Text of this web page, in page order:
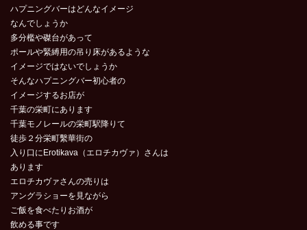
ハプニングバーはどんなイメージ
なんでしょうか
多分檻や磔台があって
ポールや緊縛用の吊り床があるような
イメージではないでしょうか
そんなハプニングバー初心者の
イメージするお店が
千葉の栄町にあります
千葉モノレールの栄町駅降りて
徒歩２分栄町繫華街の
入り口にErotikava（エロチカヴァ）さんは
あります
エロチカヴァさんの売りは
アングラショーを見ながら
ご飯を食べたりお酒が
飲める事です